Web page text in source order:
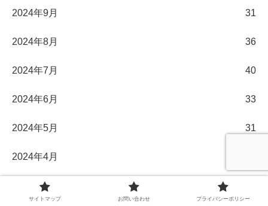
2024年9月 31
2024年8月 36
2024年7月 40
2024年6月 33
2024年5月 31
2024年4月
2024年3月
サイトマップ お問い合わせ プライバシーポリシー